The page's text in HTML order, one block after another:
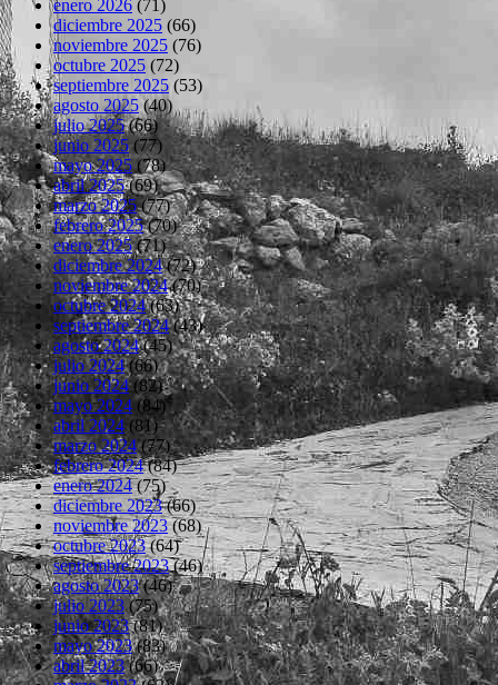
enero 2026 (71)
diciembre 2025 (66)
noviembre 2025 (76)
octubre 2025 (72)
septiembre 2025 (53)
agosto 2025(40)
julio 2025(66)
junio 2025(77)
mayo 2025(78)
abril 2025(69)
marzo 2025(77)
febrero 2025(70)
enero 2025(71)
diciembre 2024(72)
noviembre 2024(70)
octubre 2024(63)
septiembre 2024(43)
agosto 2024(45)
julio 2024(66)
junio 2024(82)
mayo 2024(84)
abril 2024(81)
marzo 2024(77)
febrero 2024(84)
enero 2024(75)
diciembre 2023(66)
noviembre 2023(68)
octubre 2023(64)
septiembre 2023(46)
agosto 2023(46)
julio 2023(75)
junio 2023(81)
mayo 2023(83)
abril 2023(66)